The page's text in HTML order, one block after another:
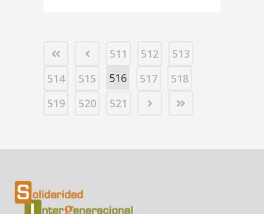
511 512
513
514
515 516 517
518
519
520 521